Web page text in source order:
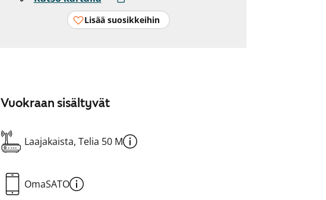
Lisää suosikkeihin
Vuokraan sisältyvät
Laajakaista, Telia 50 M
OmaSATO